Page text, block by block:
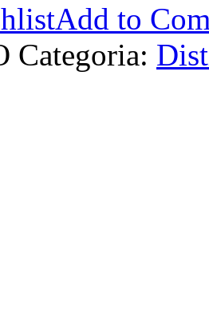
Add to
Categoria: